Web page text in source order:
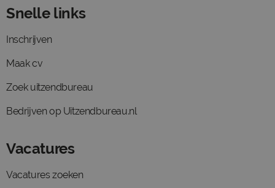
Snelle links
Inschrijven
Maak cv
Zoek uitzendbureau
Bedrijven op Uitzendbureau.nl
Vacatures
Vacatures zoeken